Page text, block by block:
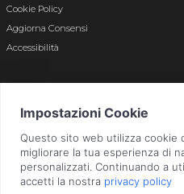
Cookie Policy
Aggiorna Consensi
Accessibilità
Bergamo n. 01496180165 ·